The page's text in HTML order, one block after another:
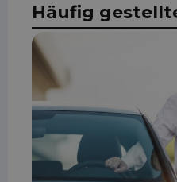
Häufig